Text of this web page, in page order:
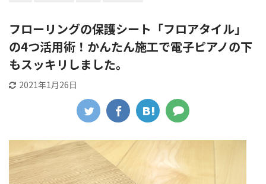
フローリングの保護シート「フロアタイル」
の4つ活用術！かんたん施工で電子ピアノの下
もスッキリしました。
2021年1月26日